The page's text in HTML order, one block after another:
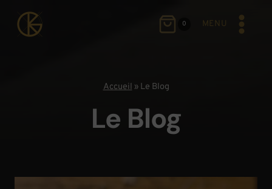
contenu
0 MENU
Accueil » Le Blog
Le Blog